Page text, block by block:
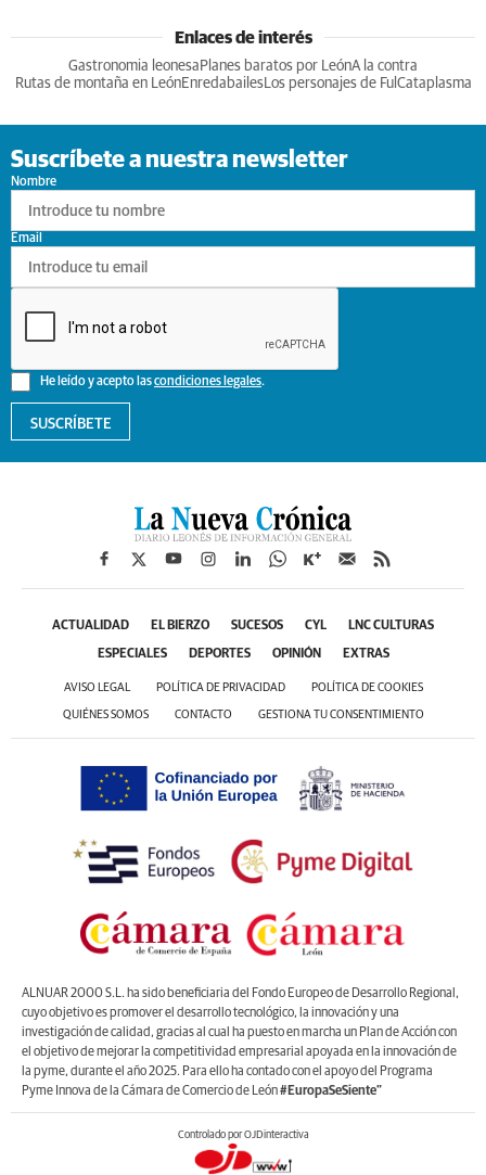
Enlaces de interés
Gastronomia leonesa Planes baratos por LeónA la contra
Rutas de montaña en LeónEnredabailesLos personajes de Ful Cataplasma
Suscríbete a nuestra newsletter
Nombre
He leído y acepto lascondiciones legales.
Email
SUSCRÍBETE
ACTUALIDAD EL BIERZO SUCESOS CYL LNC CULTURAS
ESPECIALES DEPORTES OPINIÓN EXTRAS
AVISO LEGAL POLÍTICA DE PRIVACIDAD POLÍTICA DE COOKIES
QUIÉNES SOMOS CONTACTO GESTIONA TU CONSENTIMIENTO
ALNUAR 2000 S.L. ha sido beneficiaria del Fondo Europeo de Desarrollo Regional,
cuyo objetivo es promover el desarrollo tecnológico, la innovación y una
investigación de calidad, gracias al cual ha puesto en marcha un Plan de Acción con
el objetivo de mejorar la competitividad empresarial apoyada en la innovación de
la pyme, durante el año 2025. Para ello ha contado con el apoyo del Programa
Pyme Innova de la Cámara de Comercio de León#EuropaSeSiente”
Controlado por OJDinteractiva